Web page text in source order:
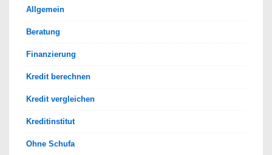
Allgemein
Beratung
Finanzierung
Kredit berechnen
Kredit vergleichen
Kreditinstitut
Ohne Schufa